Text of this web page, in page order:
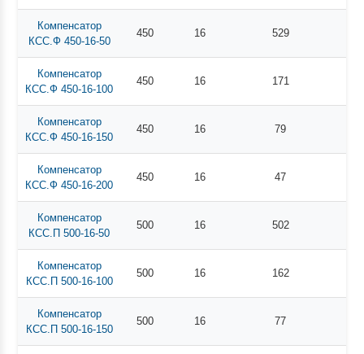
Компенсатор
КСС.Ф 450-16-50
450 16 529
Компенсатор
КСС.Ф 450-16-100
450 16 171
Компенсатор
КСС.Ф 450-16-150
450 16 79
Компенсатор
КСС.Ф 450-16-200
450 16 47
Компенсатор
КСС.П 500-16-50
500 16 502
Компенсатор
КСС.П 500-16-100
500 16 162
Компенсатор
КСС.П 500-16-150
500 16 77